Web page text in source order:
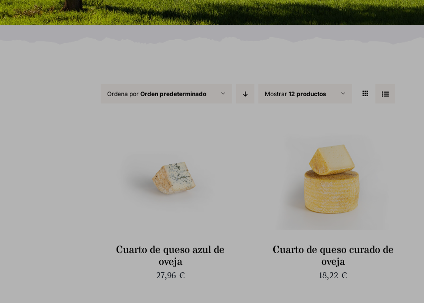
Ordena por Orden predeterminado Mostrar 12 productos
Cuarto de queso azul de
oveja
27,96 €
Cuarto de queso curado de
oveja
18,22€